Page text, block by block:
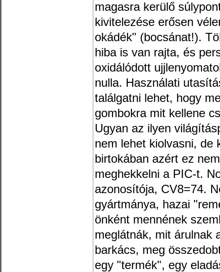
magasra kerülő
kivitelezése erősen
okádék" (bocsánat!).
hiba is van rajta, és
oxidálódott
nulla. Használati
találgatni lehet, hogy
gombokra mit kellene
Ugyan az ilyen
nem lehet kiolvasni, de
birtokában azért ez
meghekkelni a PIC-t.
azonosítója, CV8=74.
gyártmánya, hazai
önként mennének
meglátnák, mit árulnak
barkács, meg
egy "termék", egy